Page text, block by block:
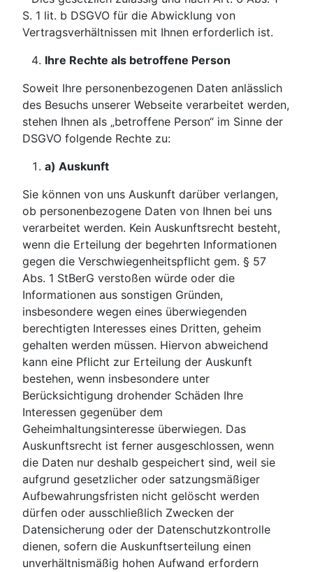
S. 1 lit. b DSGVO für die Abwicklung von
Vertragsverhältnissen mit Ihnen erforderlich ist.
Ihre Rechte als betroffene Person
Soweit Ihre personenbezogenen Daten anlässlich
des Besuchs unserer Webseite verarbeitet werden,
stehen Ihnen als „betroffene Person“ im Sinne der
DSGVO folgende Rechte zu:
a) Auskunft
Sie können von uns Auskunft darüber verlangen,
ob personenbezogene Daten von Ihnen bei uns
verarbeitet werden. Kein Auskunftsrecht besteht,
wenn die Erteilung der begehrten Informationen
gegen die Verschwiegenheitspflicht gem. § 57
Abs. 1 StBerG verstoßen würde oder die
Informationen aus sonstigen Gründen,
insbesondere wegen eines überwiegenden
berechtigten Interesses eines Dritten, geheim
gehalten werden müssen. Hiervon abweichend
kann eine Pflicht zur Erteilung der Auskunft
bestehen, wenn insbesondere unter
Berücksichtigung drohender Schäden Ihre
Interessen gegenüber dem
Geheimhaltungsinteresse überwiegen. Das
Auskunftsrecht ist ferner ausgeschlossen, wenn
die Daten nur deshalb gespeichert sind, weil sie
aufgrund gesetzlicher oder satzungsmäßiger
Aufbewahrungsfristen nicht gelöscht werden
dürfen oder ausschließlich Zwecken der
Datensicherung oder der Datenschutzkontrolle
dienen, sofern die Auskunftserteilung einen
unverhältnismäßig hohen Aufwand erfordern